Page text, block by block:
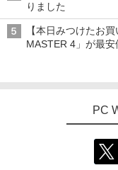
りました
【本日みつけたお
MASTER 4」が最安
PC